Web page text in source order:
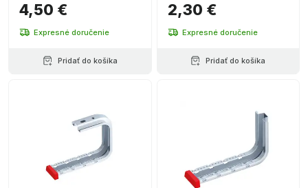
4,50 €
Expresné doručenie
Pridať do košíka
2,30 €
Expresné doručenie
Pridať do košíka